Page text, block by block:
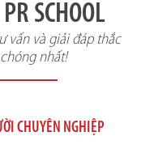
SCHOOL
vấn và giải đáp thắc
nhất!
CHUYÊN NGHIỆP